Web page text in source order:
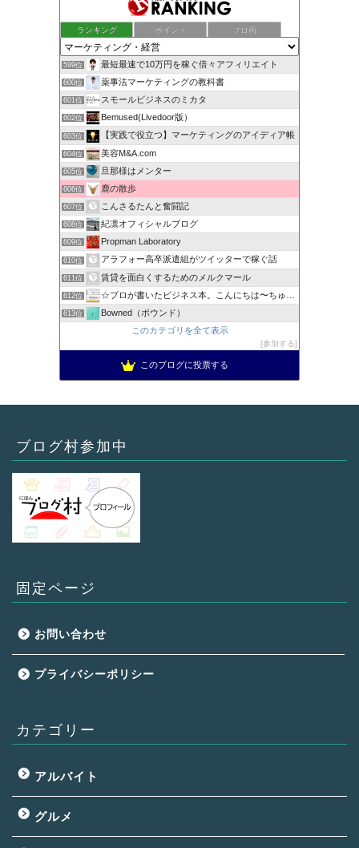
ランキング ポイント ブロ画
599位 最短最速で10万円を稼ぐ倍々アフィリエイト
600位 薬事法マーケティングの教科書
601位 スモールビジネスのミカタ
602位 Bemused(Livedoor版）
603位 【実践で役立つ】マーケティングのアイディア帳
604位 美容M&A.com
605位 旦那様はメンター
606位 鹿の散歩
607位 こんさるたんと奮闘記
608位 紀凛オフィシャルブログ
609位 Propman Laboratory
610位 アラフォー高卒派遣組がツイッターで稼ぐ話
611位 賃貸を面白くするためのメルクマール
612位 ☆プロが書いたビジネス本。こんにちは〜ちゅーです。
613位
Bowned（ボウンド）
このカテゴリを全て表示
参加する
このブログに投票する
ブログ村参加中
固定ページ
お問い合わせ
プライバシーポリシー
カテゴリー
アルバイト
グルメ